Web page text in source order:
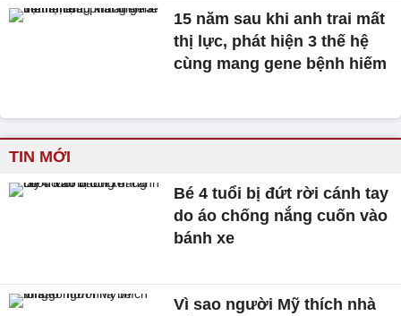
15 năm sau khi anh trai mất
thị lực, phát hiện 3 thế hệ
cùng mang gene bệnh hiếm
TIN MỚI
Bé 4 tuổi bị đứt rời cánh tay
do áo chống nắng cuốn vào
bánh xe
Vì sao người Mỹ thích nhà